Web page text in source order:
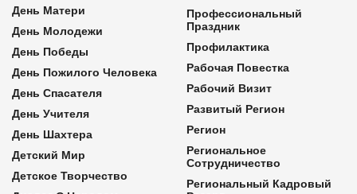
День Матери
День Молодежи
День Победы
День Пожилого Человека
День Спасателя
День Учителя
День Шахтера
Детский Мир
Детское Творчество
Профессиональный
Праздник
Профилактика
Рабочая Повестка
Рабочий Визит
Развитый Регион
Регион
Региональное
Сотрудничество
Региональный Кадровый